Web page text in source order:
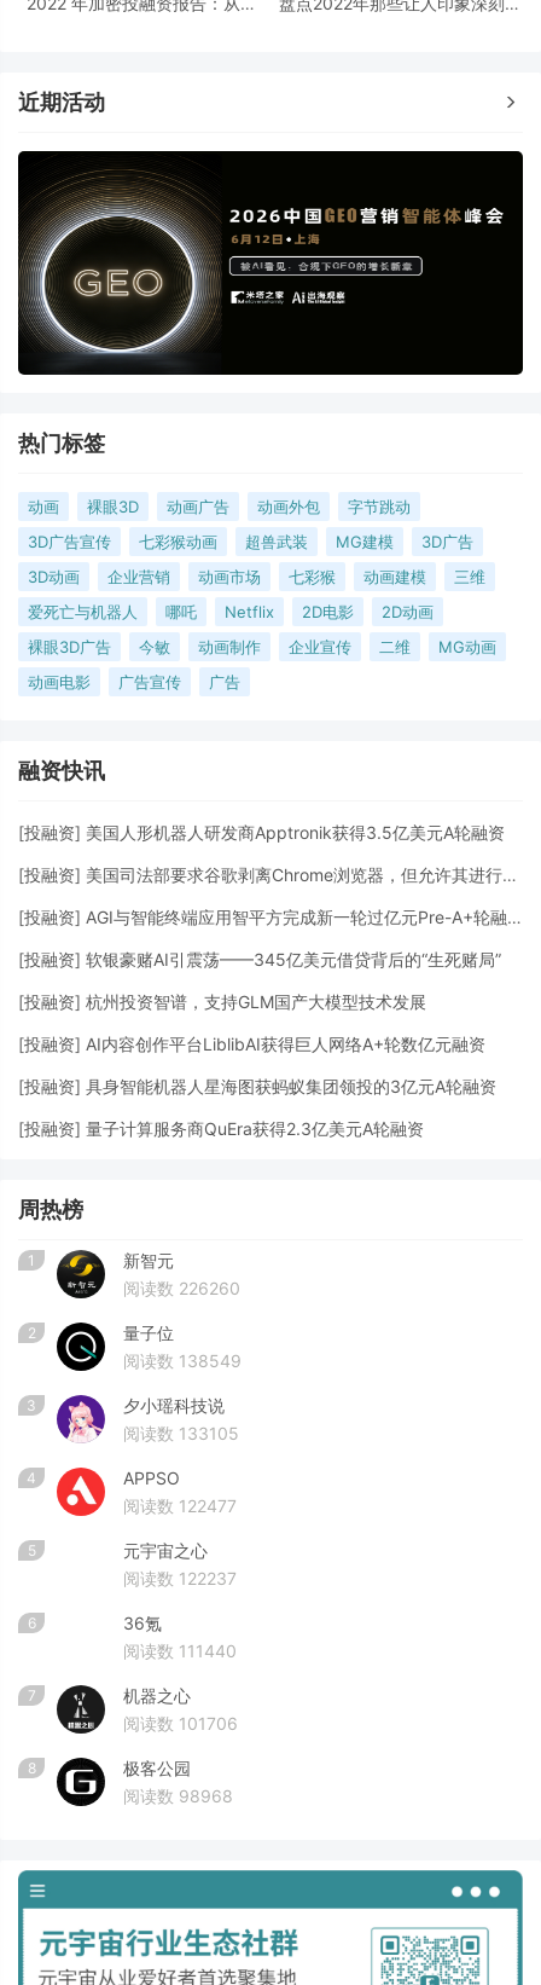
近期活动
热门标签
动画 裸眼3D 动画广告 动画外包
字节跳动
3D广告宣传
七彩猴动画 超兽武装 MG建模
3D广告
3D动画
企业营销 动画市场 七彩猴 动画建模
三维
爱死亡与机器人
哪吒 Netflix 2D电影
2D动画
裸眼3D广告
今敏 动画制作 企业宣传 二维
MG动画
动画电影
广告宣传 广告
融资快讯
[投融资] 美国人形机器人研发商Apptronik获得3.5亿美元A轮融资
[投融资] 美国司法部要求谷歌剥离Chrome浏览器，但允许其进行AI投资
[投融资] AGI与智能终端应用智平方完成新一轮过亿元Pre-A+轮融资
[投融资] 软银豪赌AI引震荡——345亿美元借贷背后的“生死赌局”
[投融资] 杭州投资智谱，支持GLM国产大模型技术发展
[投融资] AI内容创作平台LiblibAI获得巨人网络A+轮数亿元融资
[投融资] 具身智能机器人星海图获蚂蚁集团领投的3亿元A轮融资
[投融资] 量子计算服务商QuEra获得2.3亿美元A轮融资
周热榜
1
新智元
阅读数 226260
2
量子位
阅读数 138549
3
夕小瑶科技说
阅读数 133105
4
APPSO
阅读数 122477
5
元宇宙之心
阅读数 122237
6
36氪
阅读数 111440
7
机器之心
阅读数 101706
8
极客公园
阅读数 98968